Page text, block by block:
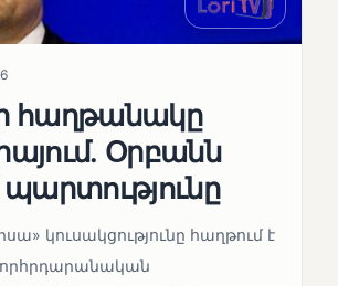
հաղթանակը
Օրբանն
պարտությունը
կուսակցությունը հաղթում է